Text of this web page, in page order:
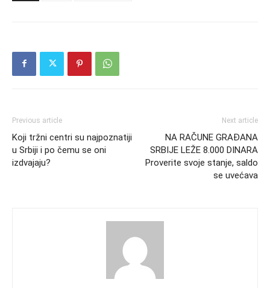
Previous article
Koji tržni centri su najpoznatiji
u Srbiji i po čemu se oni
izdvajaju?
Next article
NA RAČUNE GRAĐANA
SRBIJE LEŽE 8.000 DINARA
Proverite svoje stanje, saldo
se uvećava